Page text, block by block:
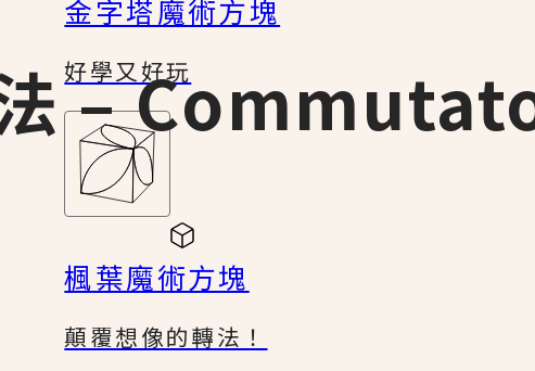
金字塔魔術方塊
好學又好玩
楓葉魔術方塊
顛覆想像的轉法！
–